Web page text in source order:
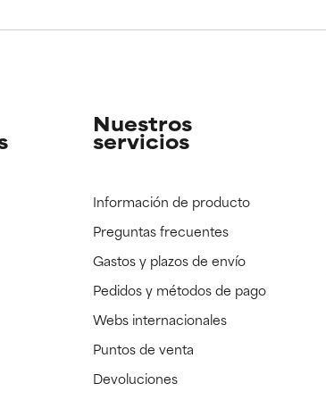
disponible pendiente de revisar.
disponible pendiente de revisar.
Nuestros
servicios
Información de producto
Preguntas frecuentes
Gastos y plazos de envío
Pedidos y métodos de pago
Webs internacionales
Puntos de venta
Devoluciones